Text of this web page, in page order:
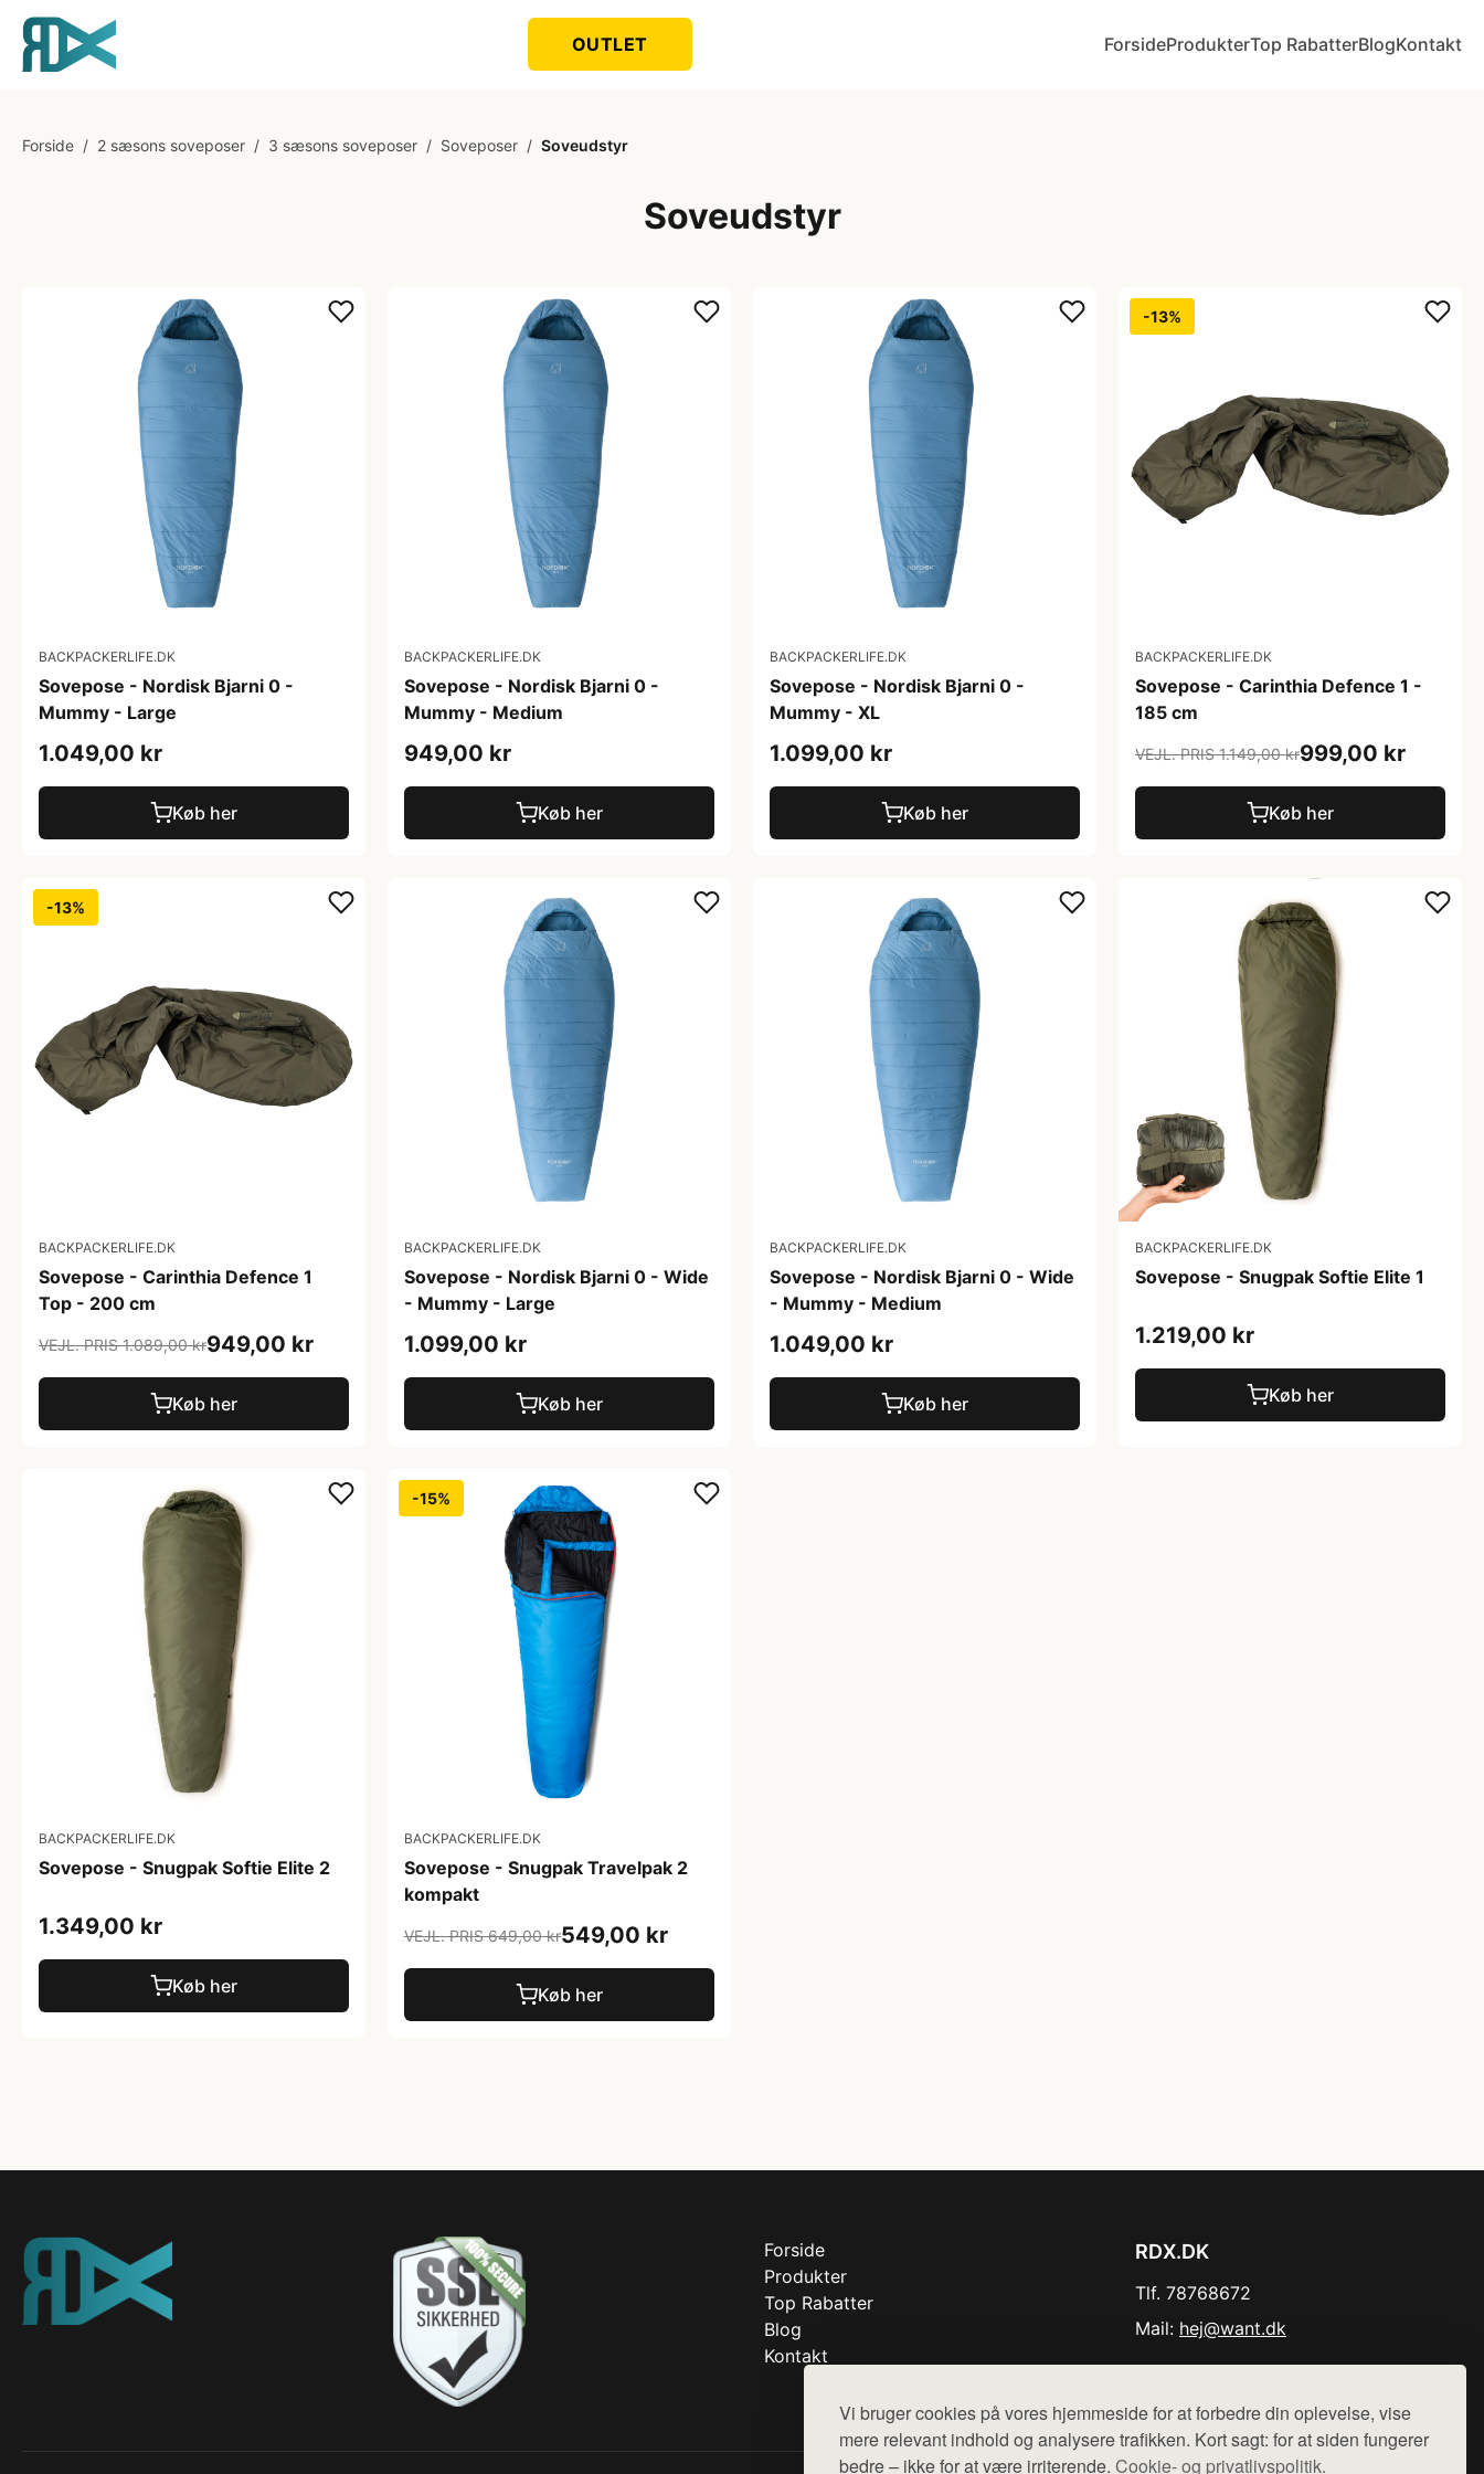
Vi bruger cookies på vores hjemmeside for at forbedre din oplevelse, vise
mere relevant indhold og analysere trafikken. Kort sagt: for at siden fungerer
bedre – ikke for at være irriterende. Cookie- og privatlivspolitik.
OUTLET ForsideProdukterTop RabatterBlogKontakt
Forside / 2 sæsons soveposer / 3 sæsons soveposer / Soveposer / Soveudstyr
Soveudstyr
BACKPACKERLIFE.DK
Sovepose - Nordisk Bjarni 0 -
Mummy - Large
1.049,00 kr
Køb her
BACKPACKERLIFE.DK
Sovepose - Nordisk Bjarni 0 -
Mummy - Medium
949,00 kr
Køb her
BACKPACKERLIFE.DK
Sovepose - Nordisk Bjarni 0 -
Mummy - XL
1.099,00 kr
Køb her
-13%
BACKPACKERLIFE.DK
Sovepose - Carinthia Defence 1 -
185 cm
VEJL. PRIS 1.149,00 kr999,00 kr
Køb her
-13%
BACKPACKERLIFE.DK
Sovepose - Carinthia Defence 1
Top - 200 cm
VEJL. PRIS 1.089,00 kr949,00 kr
Køb her
BACKPACKERLIFE.DK
Sovepose - Nordisk Bjarni 0 - Wide
- Mummy - Large
1.099,00 kr
Køb her
BACKPACKERLIFE.DK
Sovepose - Nordisk Bjarni 0 - Wide
- Mummy - Medium
1.049,00 kr
Køb her
BACKPACKERLIFE.DK
Sovepose - Snugpak Softie Elite 1
1.219,00 kr
Køb her
BACKPACKERLIFE.DK
Sovepose - Snugpak Softie Elite 2
1.349,00 kr
Køb her
-15%
BACKPACKERLIFE.DK
Sovepose - Snugpak Travelpak 2
kompakt
VEJL. PRIS 649,00 kr549,00 kr
Køb her
Forside
Produkter
Top Rabatter
Blog
Kontakt
RDX.DK
Tlf. 78768672
Mail: hej@want.dk